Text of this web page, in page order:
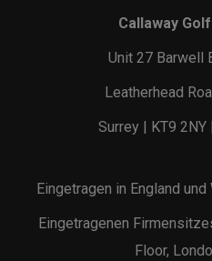
Callaway
Unit 27 Barwell
Leatherhead
Surrey | KT9 2NY
Eingetragen in England
Eingetragenen
Floor,